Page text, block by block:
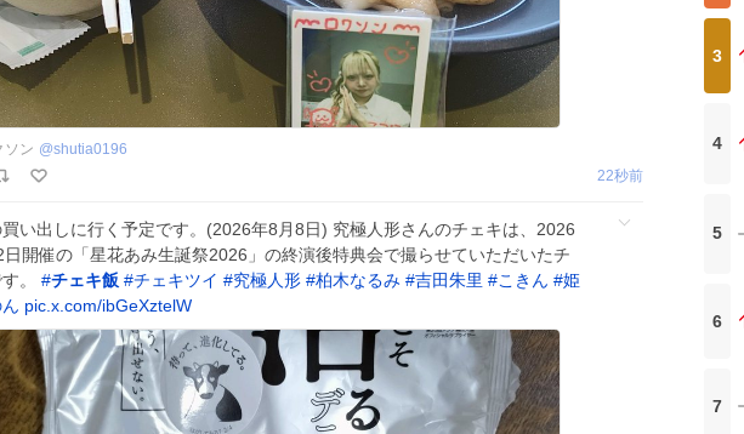
ソン @shutia0196
27秒前
い出しに行く予定です。(2026年8月8日) 究極人形さんのチェキは、2026
日開催の「星花あみ生誕祭2026」の終演後特典会で撮らせていただいたチ
。 #チェキ飯 #チェキツイ #究極人形 #柏木なるみ #吉田朱里 #こきん #姫
pic.x.com/ibGeXztelW
3
4
5
6
7